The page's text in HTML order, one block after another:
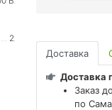
2
Доставка
Доставка
Заказ
по